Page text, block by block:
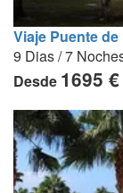
Viaje Puente
9 Dias / 7
Desde 1695 €